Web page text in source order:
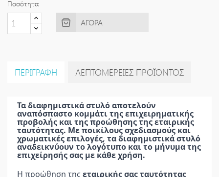
Ποσότητα
ΑΓΟΡΆ
ΠΕΡΙΓΡΑΦΉ ΛΕΠΤΟΜΈΡΕΙΕΣ ΠΡΟΪΌΝΤΟΣ
Τα διαφημιστικά στυλό αποτελούν
αναπόσπαστο κομμάτι της επιχειρηματικής
προβολής και της προώθησης της εταιρικής
ταυτότητας. Με ποικίλους σχεδιασμούς και
χρωματικές επιλογές, τα διαφημιστικά στυλό
αναδεικνύουν το λογότυπο και το μήνυμα της
επιχείρησής σας με κάθε χρήση.
Η προώθηση της εταιρικής σας ταυτότητας